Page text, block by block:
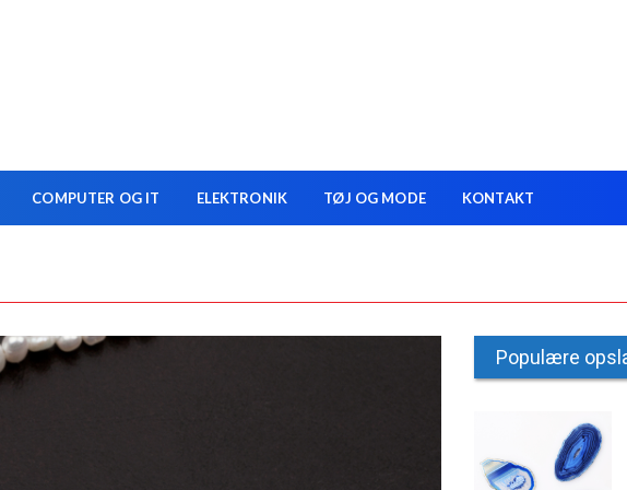
COMPUTER OG IT ELEKTRONIK TØJ OG MODE KONTAKT
Populære